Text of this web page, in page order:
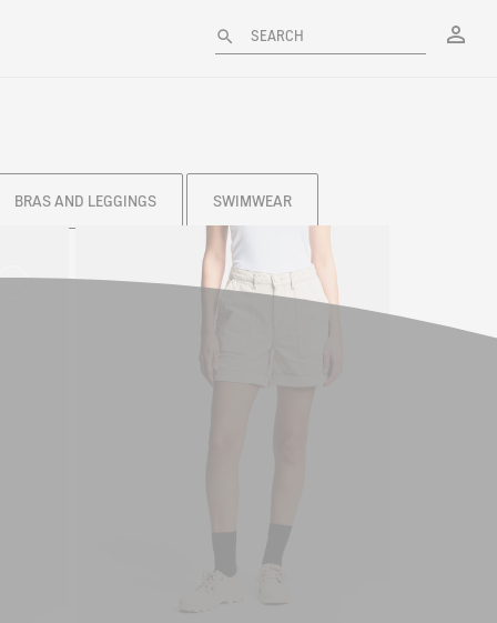
SEARCH
BRAS AND LEGGINGS SWIMWEAR